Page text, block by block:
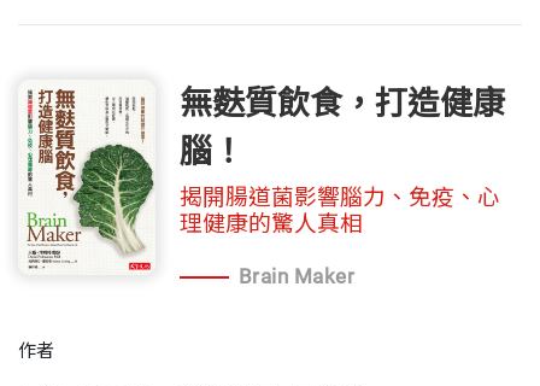
無麩質飲食，打造健康
腦！
揭開腸道菌影響腦力、免疫、心
理健康的驚人真相
Brain Maker
作者